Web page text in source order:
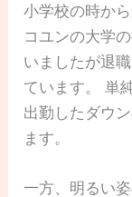
小学校の時か
コユンの大学
いましたが退
ています。 単
出勤したダウ
ます。
一方、明るい